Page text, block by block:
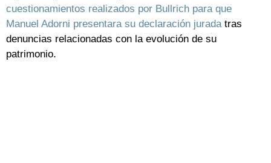
cuestionamientos realizados por Bullrich para que
Manuel Adorni presentara su declaración juradatras
denuncias relacionadas con la evolución de su
patrimonio.